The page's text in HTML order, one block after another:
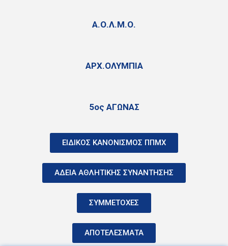
Α.Ο.Λ.Μ.Ο.
ΑΡΧ.ΟΛΥΜΠΙΑ
5ος ΑΓΩΝΑΣ
ΕΙΔΙΚΟΣ ΚΑΝΟΝΙΣΜΟΣ ΠΠΜΧ
ΑΔΕΙΑ ΑΘΛΗΤΙΚΗΣ ΣΥΝΑΝΤΗΣΗΣ
ΣΥΜΜΕΤΟΧΕΣ
ΑΠΟΤΕΛΕΣΜΑΤΑ